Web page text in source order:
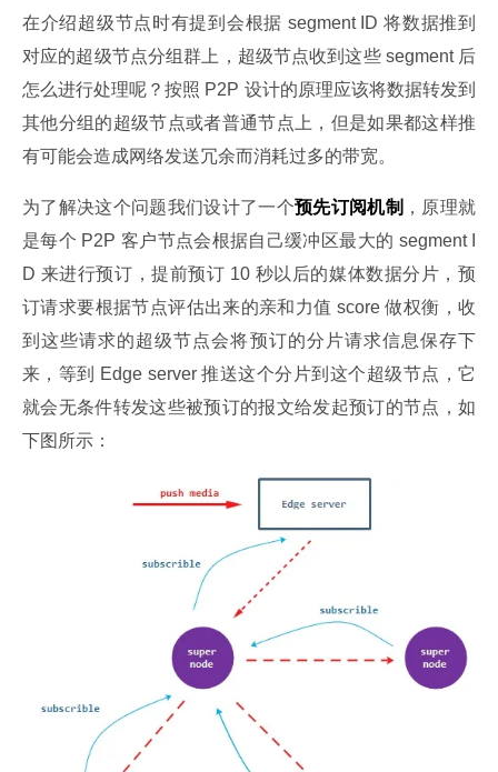
在介绍超级节点时有提到会根据 segment ID 将数据推到
对应的超级节点分组群上，超级节点收到这些 segment 后
怎么进行处理呢？按照 P2P 设计的原理应该将数据转发到
其他分组的超级节点或者普通节点上，但是如果都这样推
有可能会造成网络发送冗余而消耗过多的带宽。
为了解决这个问题我们设计了一个预先订阅机制 ，原理就
是每个 P2P 客户节点会根据自己缓冲区最大的 segment I
D 来进行预订，提前预订 10 秒以后的媒体数据分片，预
订请求要根据节点评估出来的亲和力值 score 做权衡，收
到这些请求的超级节点会将预订的分片请求信息保存下
来，等到 Edge server 推送这个分片到这个超级节点，它
就会无条件转发这些被预订的报文给发起预订的节点，如
下图所示：